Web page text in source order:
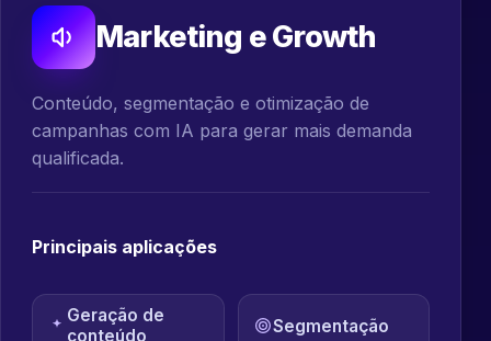
Marketing e Growth
Conteúdo, segmentação e otimização de
campanhas com IA para gerar mais demanda
qualificada.
Principais aplicações
Geração de
conteúdo
Segmentação